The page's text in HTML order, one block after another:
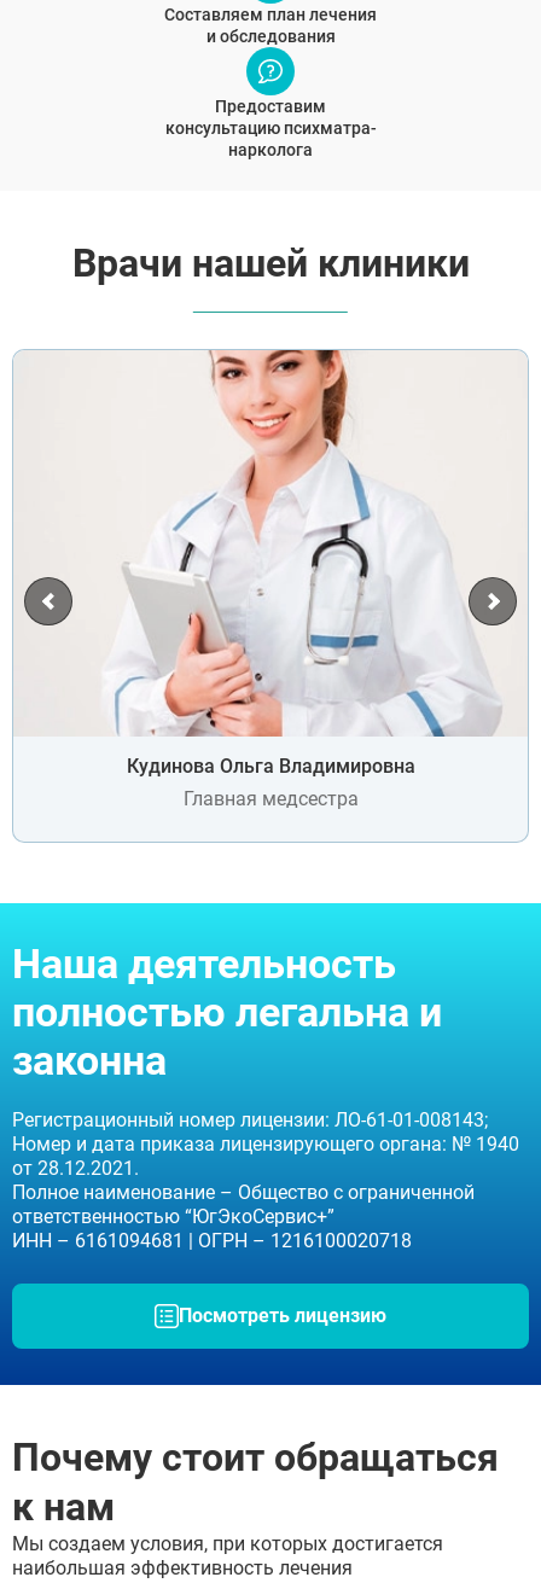
Составляем план лечения
и обследования
Предоставим
консультацию психматра-
нарколога
Врачи нашей клиники
Кудинова Ольга Владимировна
Главная медсестра
Наша деятельность
полностью легальна и
законна
Регистрационный номер лицензии: ЛО-61-01-008143;
Номер и дата приказа лицензирующего органа: № 1940
от 28.12.2021.
Полное наименование – Общество с ограниченной
ответственностью “ЮгЭкоСервис+”
ИНН – 6161094681 | ОГРН – 1216100020718
Посмотреть лицензию
Почему стоит обращаться
к нам
Мы создаем условия, при которых достигается
наибольшая эффективность лечения